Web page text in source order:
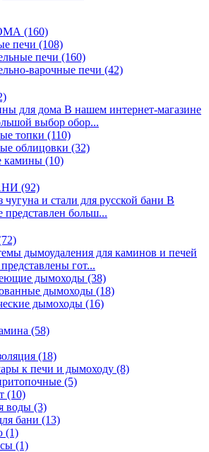
(160)
печи (108)
печи (160)
варочные печи (42)
для дома В нашем интернет-магазине
выбор обор...
топки (110)
облицовки (32)
камины (10)
(92)
и стали для русской бани В
представлен больш...
дымоудаления для каминов и печей
гот...
дымоходы (38)
дымоходы (18)
дымоходы (16)
(58)
(18)
к печи и дымоходу (8)
(5)
(10)
воды (3)
бани (13)
(1)
(1)